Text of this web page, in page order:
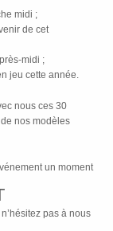
midi ;
de cet
midi ;
jeu cette année.
nous ces 30
nos modèles
un moment
pas à nous